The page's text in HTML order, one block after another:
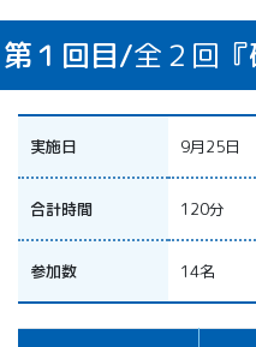
第１回目/全２回
実施日 9月25日
合計時間 120分
参加数 14名